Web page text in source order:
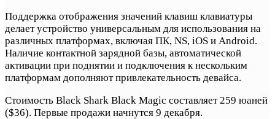
Поддержка отображения значений клавиш клавиатуры
делает устройство универсальным для использования на
различных платформах, включая ПК, NS, iOS и Android.
Наличие контактной зарядной базы, автоматической
активации при поднятии и подключения к нескольким
платформам дополняют привлекательность девайса.
Стоимость Black Shark Black Magic составляет 259 юаней
($36). Первые продажи начнутся 9 декабря.